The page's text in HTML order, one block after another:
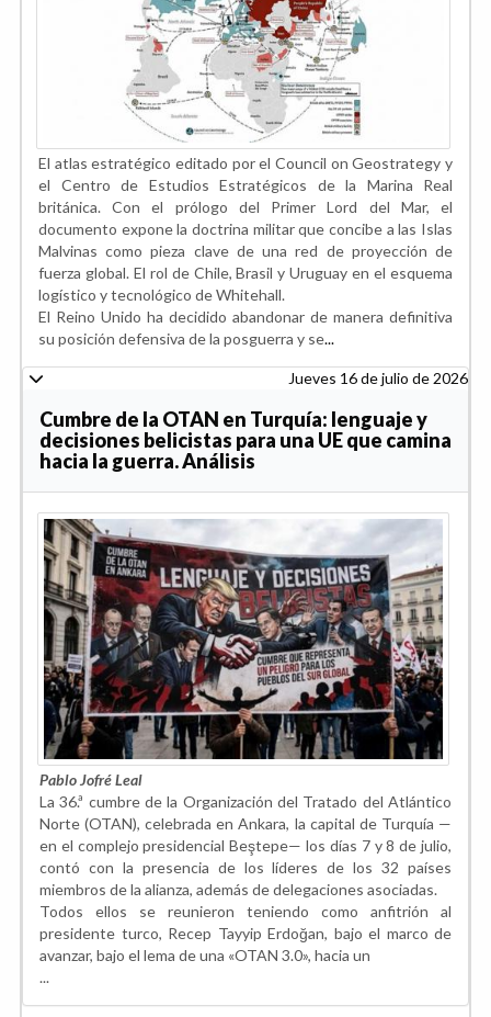
El atlas estratégico editado por el Council on Geostrategy y
el Centro de Estudios Estratégicos de la Marina Real
británica. Con el prólogo del Primer Lord del Mar, el
documento expone la doctrina militar que concibe a las Islas
Malvinas como pieza clave de una red de proyección de
fuerza global. El rol de Chile, Brasil y Uruguay en el esquema
logístico y tecnológico de Whitehall.
El Reino Unido ha decidido abandonar de manera definitiva
su posición defensiva de la posguerra y se...
Jueves 16 de julio de 2026
Cumbre de la OTAN en Turquía: lenguaje y
decisiones belicistas para una UE que camina
hacia la guerra. Análisis
Pablo Jofré Leal
La 36.ª cumbre de la Organización del Tratado del Atlántico
Norte (OTAN), celebrada en Ankara, la capital de Turquía —
en el complejo presidencial Beştepe— los días 7 y 8 de julio,
contó con la presencia de los líderes de los 32 países
miembros de la alianza, además de delegaciones asociadas.
Todos ellos se reunieron teniendo como anfitrión al
presidente turco, Recep Tayyip Erdoğan, bajo el marco de
avanzar, bajo el lema de una «OTAN 3.0», hacia un
...